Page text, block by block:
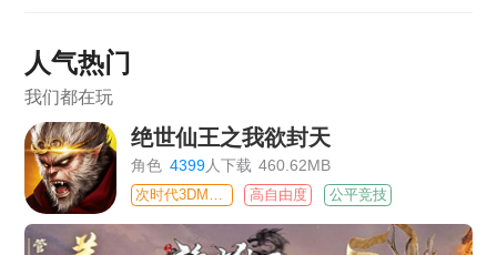
人气热门
我们都在玩
绝世仙王之我欲封天
角色 4399人下载 460.62MB
高自由度 公平竞技